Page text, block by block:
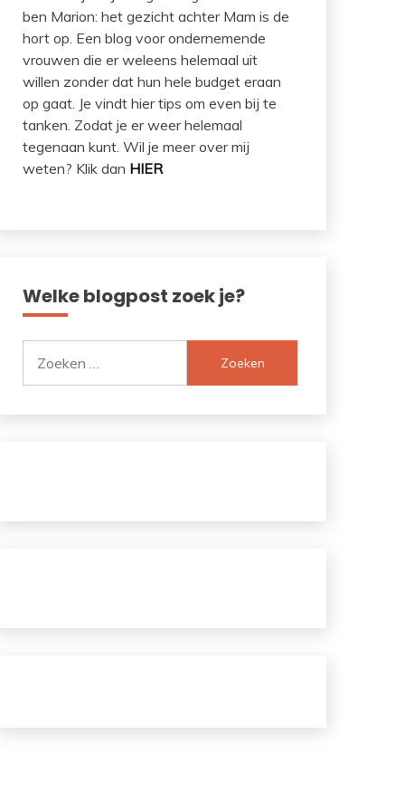
ben Marion: het gezicht achter Mam is de
hort op. Een blog voor ondernemende
vrouwen die er weleens helemaal uit
willen zonder dat hun hele budget eraan
op gaat. Je vindt hier tips om even bij te
tanken. Zodat je er weer helemaal
tegenaan kunt. Wil je meer over mij
weten? Klik dan HIER
Welke blogpost zoek je?
naar: